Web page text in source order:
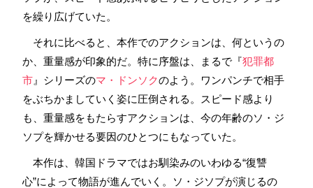
を繰り広げていた。
それに比べると、本作でのアクションは、何というの
か、重量感が印象的だ。特に序盤は、まるで『犯罪都
市 』シリーズのマ・ドンソクのよう。ワンパンチで相手
をぶちかましていく姿に圧倒される。スピード感より
も、重量感をもたらすアクションは、今の年齢のソ・ジ
ソプを輝かせる要因のひとつにもなっていた。
本作は、韓国ドラマではお馴染みのいわゆる“復讐
心”によって物語が進んでいく。ソ・ジソプが演じるの